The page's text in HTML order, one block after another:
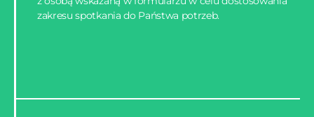
zakresu spotkania do Państwa potrzeb.